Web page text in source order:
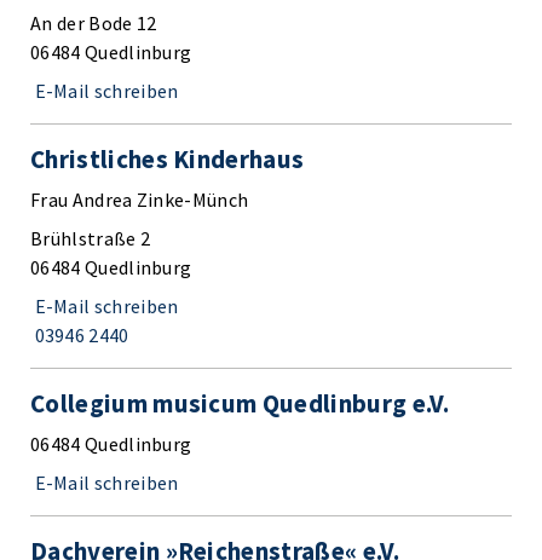
An der Bode 12
06484 Quedlinburg
E-Mail schreiben
Christliches Kinderhaus
Frau Andrea Zinke-Münch
Brühlstraße 2
06484 Quedlinburg
E-Mail schreiben
03946 2440
Collegium musicum Quedlinburg e.V.
06484 Quedlinburg
E-Mail schreiben
Dachverein »Reichenstraße« e.V.